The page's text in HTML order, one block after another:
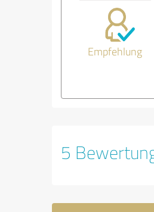
Empfehlung
5